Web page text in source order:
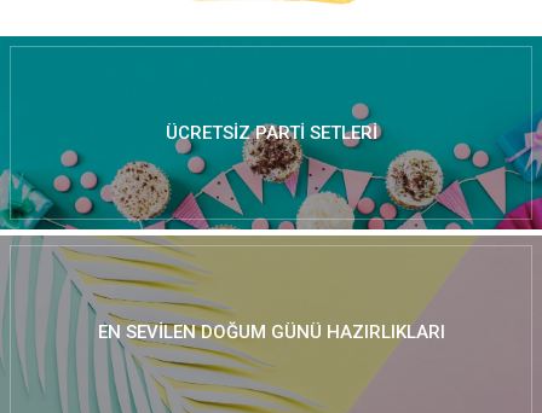
ÜCRETSIZ PARTI SETLERI
EN SEVILEN DOĞUM GÜNÜ HAZIRLIKLARI